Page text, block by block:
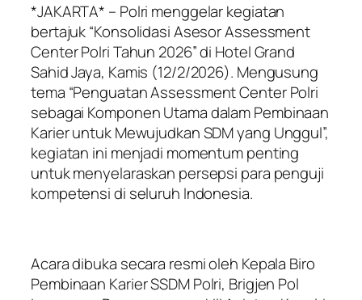
*JAKARTA* – Polri menggelar kegiatan
bertajuk “Konsolidasi Asesor Assessment
Center Polri Tahun 2026” di Hotel Grand
Sahid Jaya, Kamis (12/2/2026). Mengusung
tema “Penguatan Assessment Center Polri
sebagai Komponen Utama dalam Pembinaan
Karier untuk Mewujudkan SDM yang Unggul”,
kegiatan ini menjadi momentum penting
untuk menyelaraskan persepsi para penguji
kompetensi di seluruh Indonesia.
Acara dibuka secara resmi oleh Kepala Biro
Pembinaan Karier SSDM Polri, Brigjen Pol